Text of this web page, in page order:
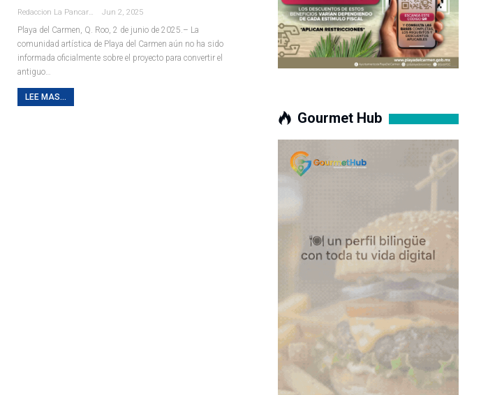
Jun 2, 2025
Playa del Carmen, Q. Roo, 2 de junio de 2025.– La
comunidad artística de Playa del Carmen aún no ha sido
informada oficialmente sobre el proyecto para convertir el
antiguo
LEE MAS...
Gourmet Hub